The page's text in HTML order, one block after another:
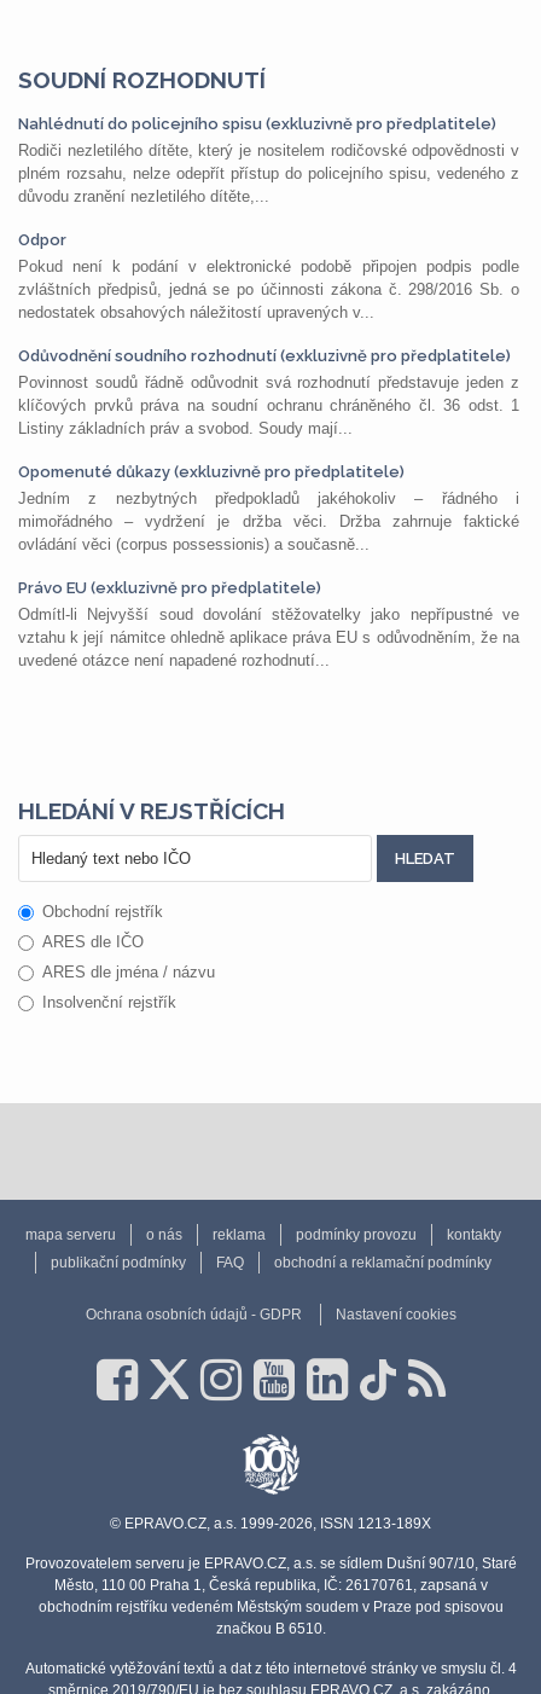
SOUDNÍ ROZHODNUTÍ
Nahlédnutí do policejního spisu (exkluzivně pro předplatitele)
Rodiči nezletilého dítěte, který je nositelem rodičovské odpovědnosti v
plném rozsahu, nelze odepřít přístup do policejního spisu, vedeného z
důvodu zranění nezletilého dítěte,...
Odpor
Pokud není k podání v elektronické podobě připojen podpis podle
zvláštních předpisů, jedná se po účinnosti zákona č. 298/2016 Sb. o
nedostatek obsahových náležitostí upravených v...
Odůvodnění soudního rozhodnutí (exkluzivně pro předplatitele)
Povinnost soudů řádně odůvodnit svá rozhodnutí představuje jeden z
klíčových prvků práva na soudní ochranu chráněného čl. 36 odst. 1
Listiny základních práv a svobod. Soudy mají...
Opomenuté důkazy (exkluzivně pro předplatitele)
Jedním z nezbytných předpokladů jakéhokoliv – řádného i
mimořádného – vydržení je držba věci. Držba zahrnuje faktické
ovládání věci (corpus possessionis) a současně...
Právo EU (exkluzivně pro předplatitele)
Odmítl-li Nejvyšší soud dovolání stěžovatelky jako nepřípustné ve
vztahu k její námitce ohledně aplikace práva EU s odůvodněním, že na
uvedené otázce není napadené rozhodnutí...
HLEDÁNÍ V REJSTŘÍCÍCH
Obchodní rejstřík
ARES dle IČO
ARES dle jména / názvu
Insolvenční rejstřík
mapa serveru o nás reklama podmínky provozu
kontakty
publikační podmínky
FAQ obchodní a reklamační podmínky
Ochrana osobních údajů - GDPR Nastavení cookies
© EPRAVO.CZ, a.s. 1999-2026, ISSN 1213-189X
Provozovatelem serveru je EPRAVO.CZ, a.s. se sídlem Dušní 907/10, Staré
Město, 110 00 Praha 1, Česká republika, IČ: 26170761, zapsaná v
obchodním rejstříku vedeném Městským soudem v Praze pod spisovou
značkou B 6510.
Automatické vytěžování textů a dat z této internetové stránky ve smyslu čl. 4
směrnice 2019/790/EU je bez souhlasu EPRAVO.CZ, a.s. zakázáno.